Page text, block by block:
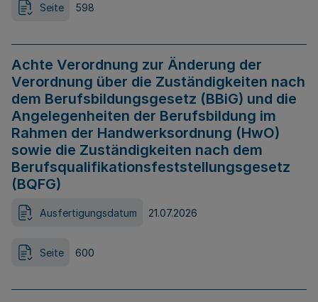
Seite 598
Achte Verordnung zur Änderung der
Verordnung über die Zuständigkeiten nach
dem Berufsbildungsgesetz (BBiG) und die
Angelegenheiten der Berufsbildung im
Rahmen der Handwerksordnung (HwO)
sowie die Zuständigkeiten nach dem
Berufsqualifikationsfeststellungsgesetz
(BQFG)
Ausfertigungsdatum 21.07.2026
Seite 600